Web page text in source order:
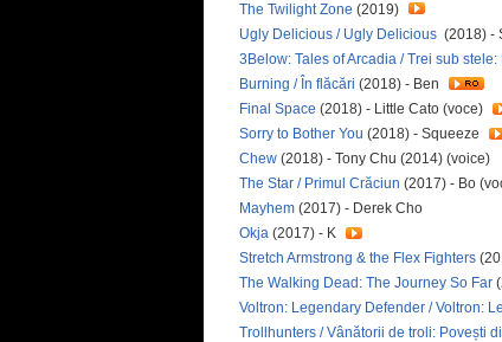
The Twilight Zone (2019)
Ugly Delicious / Ugly Delicious (2018) -
3Below: Tales of Arcadia / Trei sub
Burning / În flăcări (2018) - Ben
Final Space (2018) - Little Cato (voce)
Sorry to Bother You (2018) - Squeeze
Chew (2018) - Tony Chu (2014) (voice)
The Star / Primul Crăciun (2017) - Bo
Mayhem (2017) - Derek Cho
Okja (2017) - K
Stretch Armstrong & the Flex Fighters
The Walking Dead: The Journey So Far
Voltron: Legendary Defender / Voltron:
Trollhunters / Vânătorii de troli: Povești